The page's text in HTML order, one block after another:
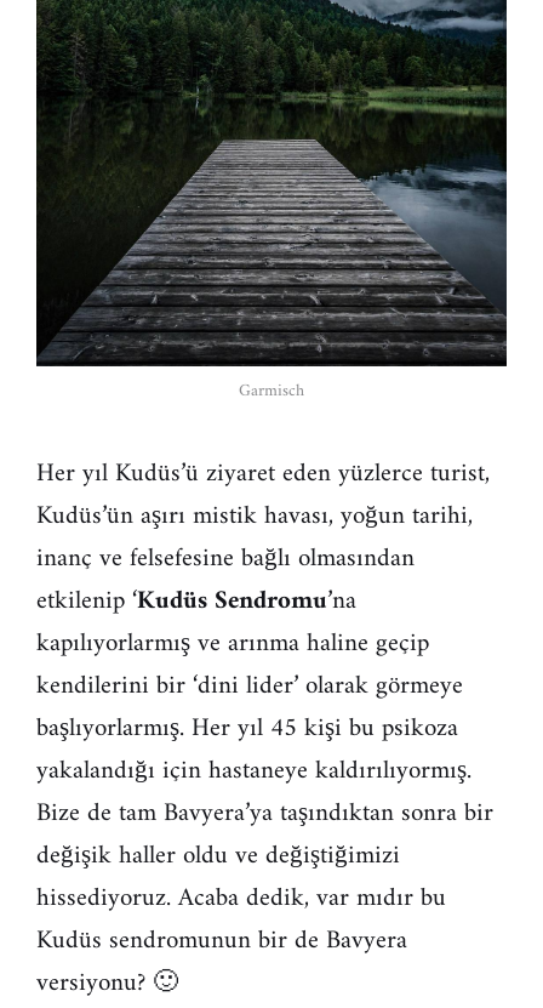
Garmisch
Her yıl Kudüs’ü ziyaret eden yüzlerce turist,
Kudüs’ün aşırı mistik havası, yoğun tarihi,
inanç ve felsefesine bağlı olmasından
etkilenip ‘Kudüs Sendromu’na
kapılıyorlarmış ve arınma haline geçip
kendilerini bir ‘dini lider’ olarak görmeye
başlıyorlarmış. Her yıl 45 kişi bu psikoza
yakalandığı için hastaneye kaldırılıyormış.
Bize de tam Bavyera’ya taşındıktan sonra bir
değişik haller oldu ve değiştiğimizi
hissediyoruz. Acaba dedik, var mıdır bu
Kudüs sendromunun bir de Bavyera
versiyonu? 🙂